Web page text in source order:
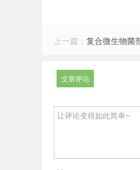
上一篇： 复合微生物菌
文章评论